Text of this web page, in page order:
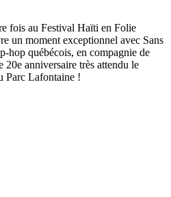
fois au Festival Haïti en Folie
un moment exceptionnel avec Sans
hop québécois, en compagnie de
20e anniversaire très attendu le
Parc Lafontaine !